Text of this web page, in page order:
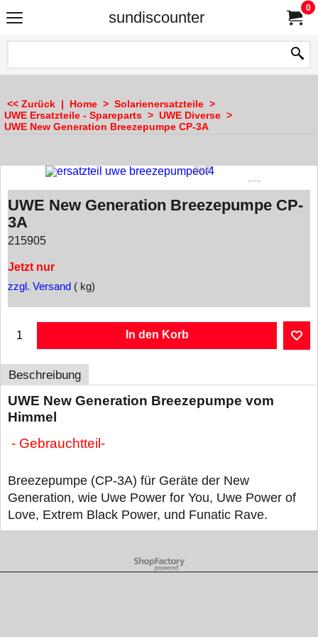
sundiscounter
0
<< Zurück | Home > Solarienersatzteile >
UWE Ersatzteile - Spareparts > UWE Diverse >
UWE New Generation Breezepumpe CP-3A
UWE New Generation Breezepumpe CP-
3A
215905
Jetzt nur
zzgl. Versand kg
In den Korb
Beschreibung
UWE New Generation Breezepumpe vom
Himmel
- Gebrauchtteil-
Breezepumpe (CP-3A) für Geräte der New
Generation, wie Uwe Power for You, Uwe Power of
Love, Extrem Black Power, und Funatic Rave.
WebShop erstellt mit ShopFactory Shop Software.